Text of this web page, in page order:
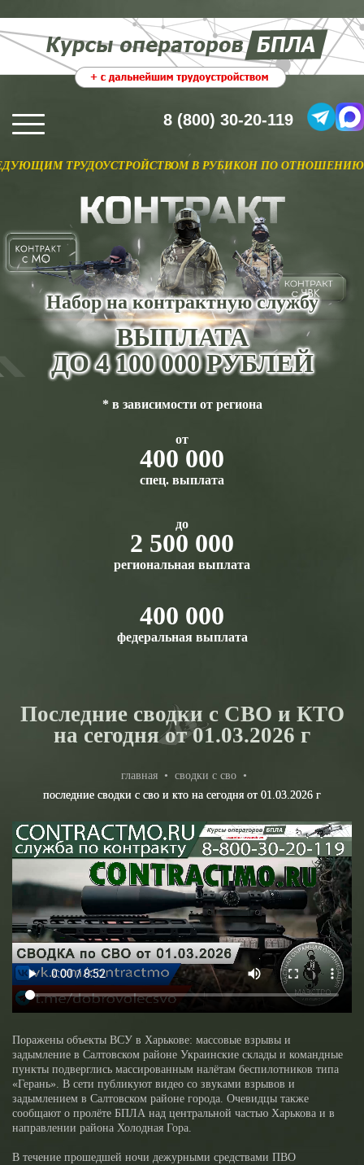
8 (800) 30-20-119
В РУБИКОН ПО ОТНОШЕНИЮ.
Набор на контрактную службу
ВЫПЛАТА
ДО 4 100 000 РУБЛЕЙ
* в зависимости от региона
от
400 000
спец. выплата
до
2 500 000
региональная выплата
400 000
федеральная выплата
Последние сводки с СВО и КТО
на сегодня от 01.03.2026 г
главная • сводки с сво
•
последние сводки с сво и кто на сегодня от 01.03.2026 г
Поражены объекты ВСУ в Харькове: массовые взрывы и
задымление в Салтовском районе Украинские склады и командные
пункты подверглись массированным налётам беспилотников типа
«Герань». В сети публикуют видео со звуками взрывов и
задымлением в Салтовском районе города. Очевидцы также
сообщают о пролёте БПЛА над центральной частью Харькова и в
направлении района Холодная Гора.
В течение прошедшей ночи дежурными средствами ПВО